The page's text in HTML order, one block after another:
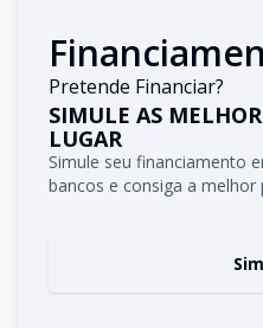
Pretende Financiar?
SIMULE AS
LUGAR
Simule seu financiamento
bancos e consiga a melhor